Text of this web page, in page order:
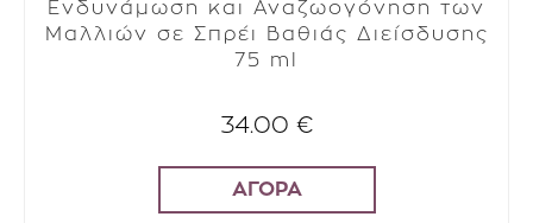
Ενδυνάμωση και Αναζωογόνηση των
Μαλλιών σε Σπρέι Βαθιάς Διείσδυσης
75 ml
34.00 €
ΑΓΟΡΑ